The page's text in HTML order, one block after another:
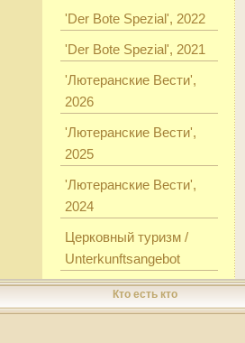
'Der Bote Spezial', 2022
'Der Bote Spezial', 2021
'Лютеранские Вести',
2026
'Лютеранские Вести',
2025
'Лютеранские Вести',
2024
Церковный туризм /
Unterkunftsangebot
Кто есть кто